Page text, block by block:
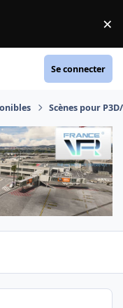
×
Se connecter
Scènes pour